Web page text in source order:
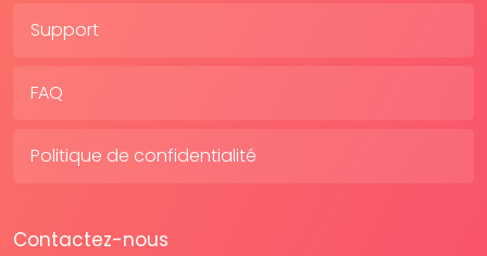
Support
FAQ
Politique de confidentialité
Contactez-nous